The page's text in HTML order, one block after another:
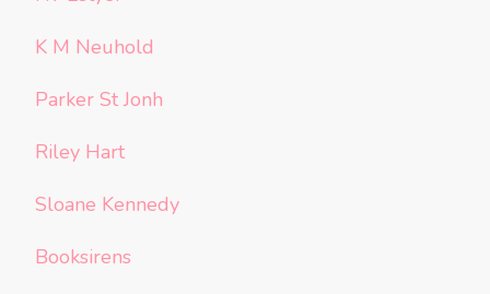
K M Neuhold
Parker St Jonh
Riley Hart
Sloane Kennedy
Booksirens